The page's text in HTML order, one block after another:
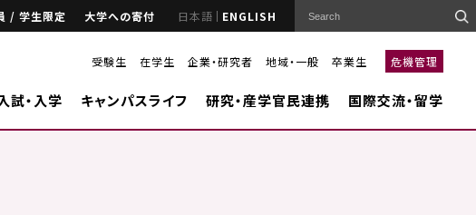
/ 学生限定 大学への寄付 日本語 ENGLISH
受験生 在学生 企業・研究者 地域・一般 卒業生 危機管理
試・入学 キャンパスライフ 研究・産学官民連携 国際交流・留学